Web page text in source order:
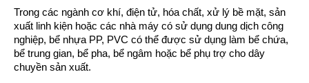
Trong các ngành cơ khí, điện tử, hóa chất, xử lý bề mặt, sản
xuất linh kiện hoặc các nhà máy có sử dụng dung dịch công
nghiệp, bể nhựa PP, PVC có thể được sử dụng làm bể chứa,
bể trung gian, bể pha, bể ngâm hoặc bể phụ trợ cho dây
chuyền sản xuất.